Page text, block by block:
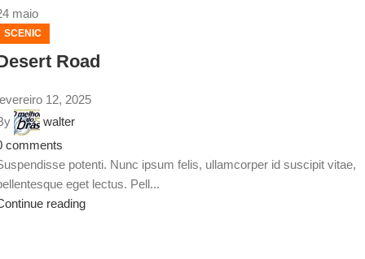
maio
SCENIC
Road
12, 2025
walter
comments
potenti. Nunc ipsum felis, ullamcorper id suscipit vitae,
eget lectus. Pell...
reading